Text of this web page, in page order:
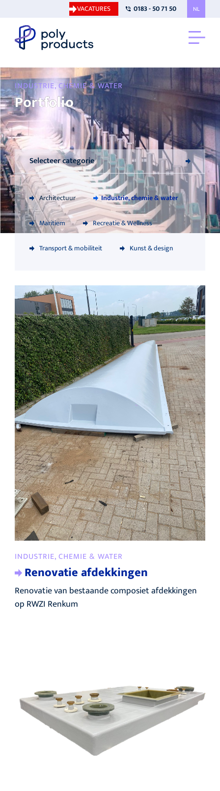
VACATURES 0183 - 50 71 50 NL
INDUSTRIE, CHEMIE & WATER
Portfolio
Selecteer categorie
Architectuur Industrie, chemie & water
Maritiem Recreatie & Wellness
Transport & mobiliteit Kunst & design
INDUSTRIE, CHEMIE & WATER
Renovatie afdekkingen
Renovatie van bestaande composiet afdekkingen
op RWZI Renkum